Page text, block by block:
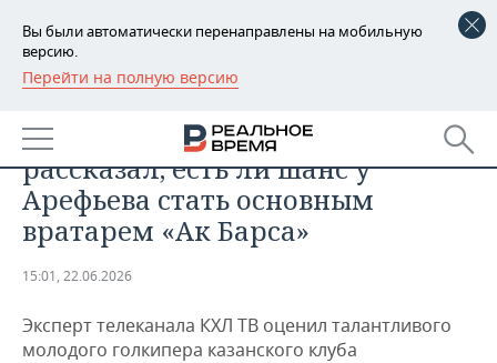
Вы были автоматически перенаправлены на мобильную
версию.
Перейти на полную версию
РЕГИОНЫ
БАШКОРТОСТАН
ТАТАРСТАН
УДМУРТИЯ
НОВОСТИ
АНАЛИТИКА
НОВОСТИ АНАЛИТИКИ
ДЕКЛАРАЦИИ О ДОХОДАХ
КОРОЛИ ГОСЗАКАЗА ПФО
ЭКОНОМИКА
НОВОСТИ ЭКОНОМИКИ
ФИНАНСЫ
ПРОМЫШЛЕННОСТЬ
НОВОСТИ
ПРОМЫШЛЕННОСТИ
НЕДВИЖИМОСТЬ
Комментатор Кирилл Корнилов
рассказал, есть ли шанс у
Арефьева стать основным
вратарем «Ак Барса»
15:01, 22.06.2026
Эксперт телеканала КХЛ ТВ оценил талантливого
молодого голкипера казанского клуба